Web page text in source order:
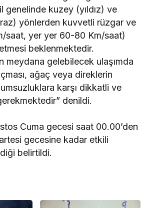
genelinde kuzey (yıldız) ve
yönlerden kuvvetli rüzgar ve
saat, yer yer 60-80 Km/saat)
beklenmektedir.
meydana gelebilecek ulaşımda
ağaç veya direklerin
karşı dikkatli ve
denildi.
Cuma gecesi saat 00.00’den
gecesine kadar etkili
belirtildi.